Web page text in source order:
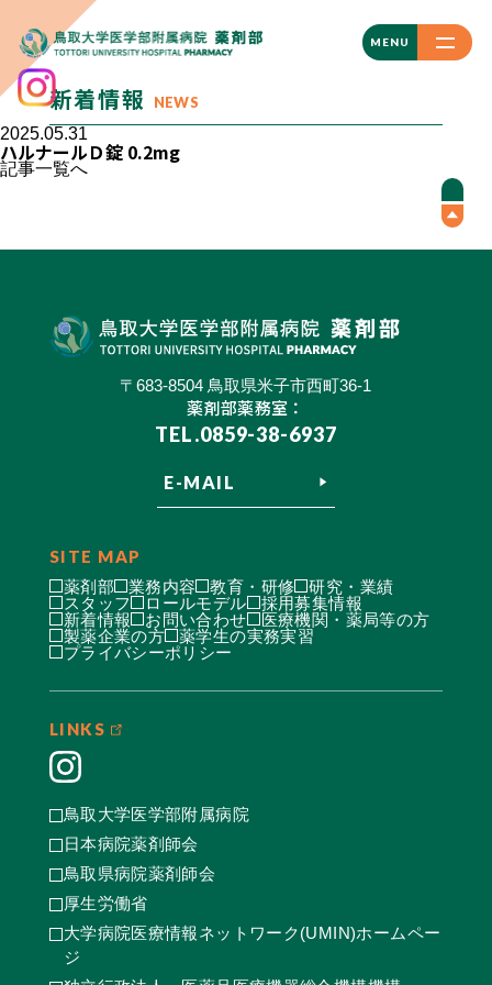
MENU
CLOSE
新着情報 NEWS
2025.05.31
ハルナールＤ錠 0.2mg
記事一覧へ
〒683-8504 鳥取県米子市西町36-1
薬剤部薬務室：
TEL.0859-38-6937
E-MAIL
SITE MAP
薬剤部 業務内容 教育・研修
研究・業績
スタッフ
ロールモデル
採用募集情報
新着情報
お問い合わせ
医療機関・薬局等の方
製薬企業の方
薬学生の実務実習
プライバシーポリシー
LINKS
鳥取大学医学部附属病院
日本病院薬剤師会
鳥取県病院薬剤師会
厚生労働省
大学病院医療情報ネットワーク(UMIN)ホームペー
ジ